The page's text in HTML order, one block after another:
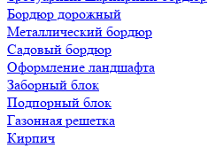
Бордюр дорожный
Металлический бордюр
Садовый бордюр
Оформление ландшафта
Заборный блок
Подпорный блок
Газонная решетка
Кирпич